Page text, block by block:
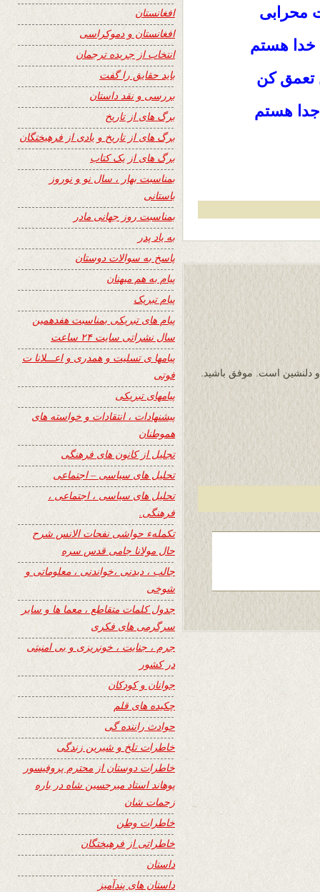
محرابی
هستم
تعمق کن
هستم
دلنشین است. موفق باشید.
افغانستان
افغانستان و دموکراسی
انتخاب از جریده ترجمان
باید حقایق را گفت
بررسی و نقد داستان
برگ های از تاریخ
برگ های از تاریخ و یادی از فرهیختگان
برگ های از یک کتاب
بمناسبت بهار ، سال نو و نوروز
باستانی
بمناسبت روز جهانی مادر
به یاد پدر
پاسخ به سوالات دوستان
پیام به هم میهنان
پیام تبریک
پیام های تبریکی بمناسبت هفدهمین
سال نشراتی سایت ۲۴ ساعت
پیامها ی تسلیت و همدری و اعـــلانا ت
فوتی
پیامهای تبریکی
پیشنهادات ، انتقادات و خواسته های
هموطنان
تجلیل از کانون های فرهنگی
تحلیل های سیاسی – اجتماعی
تحلیل های سیاسی ، اجتماعی ،
فرهنگی.
تکملهء حواشی نفحات الانس شرح
حال مولانا جامی قدس سره
جالب ، دیدنی ،خواندنی ، معلوماتی و
شوخی
جدول کلمات متقاطع ، معما ها و سایر
سرگرمی های فکری
جرم ، جنایت ، خونریزی و بی امنیتی
در کشور
جوانان و کودکان
چکیده های قلم
حوادث راننده گی
خاطرات تلخ و شیرین زندگی
خاطرات دوستان از محترم پروفیسور
پوهاند استاد میرحسین شاه در باره
زحمات شان
خاطرات وطن
خاطراتی از فرهیختگان
داستان
داستان های پندآمیز